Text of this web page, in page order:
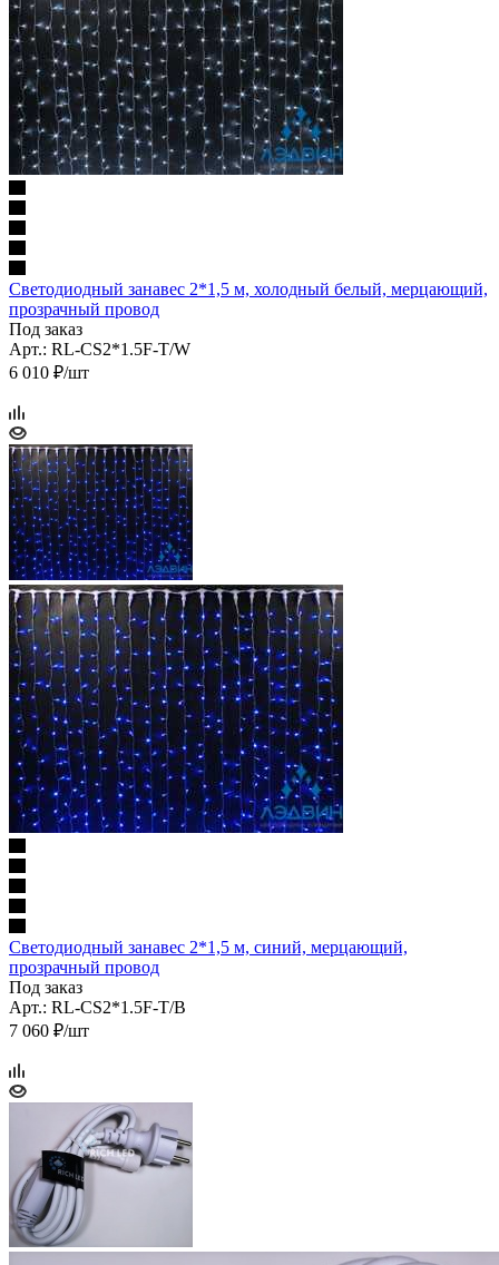
Светодиодный занавес 2*1,5 м, холодный белый, мерцающий,
прозрачный провод
Под заказ
Арт.: RL-CS2*1.5F-T/W
6 010 ₽/шт
Светодиодный занавес 2*1,5 м, синий, мерцающий,
прозрачный провод
Под заказ
Арт.: RL-CS2*1.5F-T/B
7 060 ₽/шт